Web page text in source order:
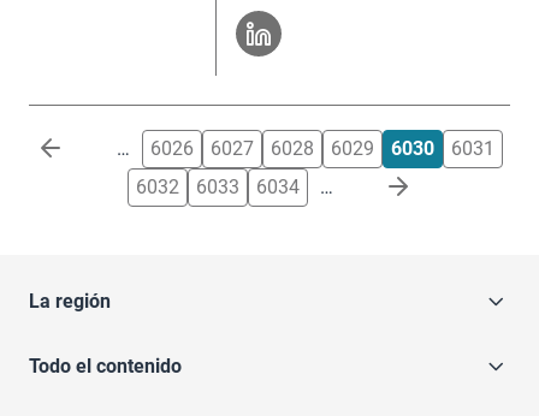
Paginación … 6026 6027 6028 6029 6030
6031
6032
6033 6034 …
La región
Todo el contenido